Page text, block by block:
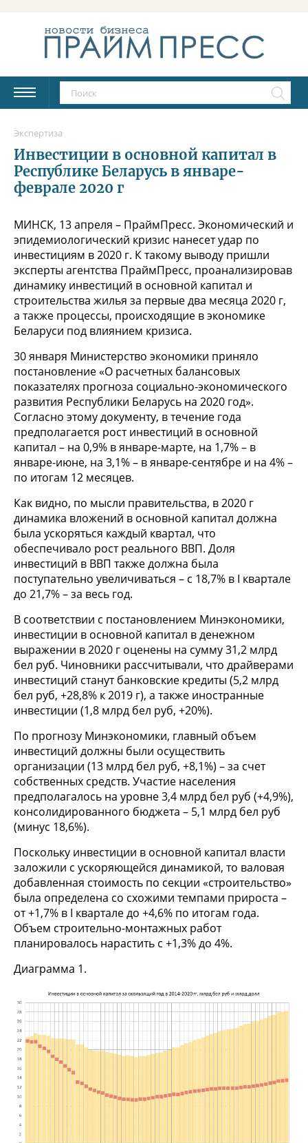
Экспертиза
Инвестиции в основной капитал в
Республике Беларусь в январе-
феврале 2020 г
МИНСК, 13 апреля – ПраймПресс. Экономический и
эпидемиологический кризис нанесет удар по
инвестициям в 2020 г. К такому выводу пришли
эксперты агентства ПраймПресс, проанализировав
динамику инвестиций в основной капитал и
строительства жилья за первые два месяца 2020 г,
а также процессы, происходящие в экономике
Беларуси под влиянием кризиса.
30 января Министерство экономики приняло
постановление «О расчетных балансовых
показателях прогноза социально-экономического
развития Республики Беларусь на 2020 год».
Согласно этому документу, в течение года
предполагается рост инвестиций в основной
капитал – на 0,9% в январе-марте, на 1,7% – в
январе-июне, на 3,1% – в январе-сентябре и на 4% –
по итогам 12 месяцев.
Как видно, по мысли правительства, в 2020 г
динамика вложений в основной капитал должна
была ускоряться каждый квартал, что
обеспечивало рост реального ВВП. Доля
инвестиций в ВВП также должна была
поступательно увеличиваться – с 18,7% в I квартале
до 21,7% – за весь год.
В соответствии с постановлением Минэкономики,
инвестиции в основной капитал в денежном
выражении в 2020 г оценены на сумму 31,2 млрд
бел руб. Чиновники рассчитывали, что драйверами
инвестиций станут банковские кредиты (5,2 млрд
бел руб, +28,8% к 2019 г), а также иностранные
инвестиции (1,8 млрд бел руб, +20%).
По прогнозу Минэкономики, главный объем
инвестиций должны были осуществить
организации (13 млрд бел руб, +8,1%) – за счет
собственных средств. Участие населения
предполагалось на уровне 3,4 млрд бел руб (+4,9%),
консолидированного бюджета – 5,1 млрд бел руб
(минус 18,6%).
Поскольку инвестиции в основной капитал власти
заложили с ускоряющейся динамикой, то валовая
добавленная стоимость по секции «строительство»
была определена со схожими темпами прироста –
от +1,7% в I квартале до +4,6% по итогам года.
Объем строительно-монтажных работ
планировалось нарастить с +1,3% до 4%.
Диаграмма 1.